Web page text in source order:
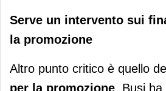
Serve un intervento sui
la promozione
Altro punto critico è quello
per la promozione. Busi